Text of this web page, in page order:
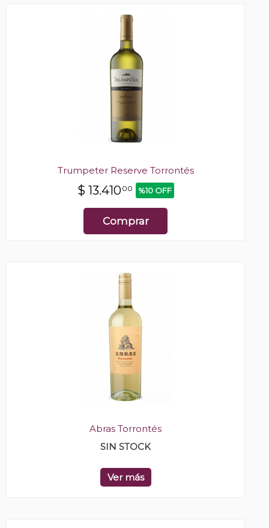
Trumpeter Reserve Torrontés
$ 13.41000 %10 OFF
Comprar
Abras Torrontés
SIN STOCK
Ver más